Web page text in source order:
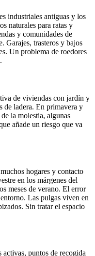
industriales antiguas y los
naturales para ratas y
y comunidades de
Garajes, trasteros y bajos
Un problema de roedores
de viviendas con jardín y
de ladera. En primavera y
la molestia, algunas
añade un riesgo que va
hogares y contacto
en los márgenes del
meses de verano. El error
Las pulgas viven en
Sin tratar el espacio
puntos de recogida